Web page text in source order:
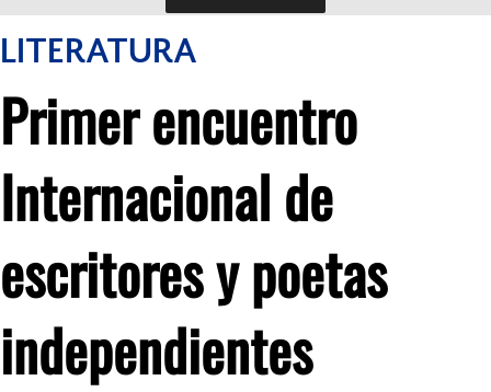
LITERATURA
Primer encuentro
Internacional de
escritores y poetas
independientes